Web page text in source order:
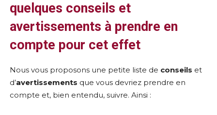
quelques conseils et
avertissements à prendre en
compte pour cet effet
Nous vous proposons une petite liste de conseils et
d’avertissements que vous devriez prendre en
compte et, bien entendu, suivre. Ainsi :